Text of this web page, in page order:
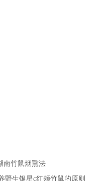
南竹鼠烟熏法
野生银星c红颊竹鼠的原则